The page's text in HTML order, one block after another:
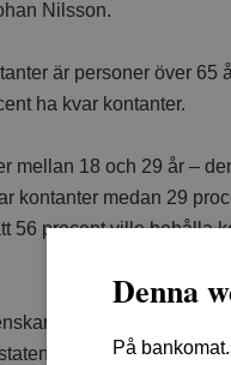
Nilsson.
är personer över 65
ha kvar kontanter.
mellan 18 och 29 år –
kontanter medan 29
56 procent ville behålla
lever i dag i digitalt
tar ett större ansvar
Denna
På